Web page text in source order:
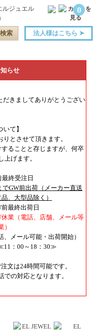
0
法人様はこちら ➤
らせ
だきましてありがとうござい
いて】
とさせて頂きます。
ることと存じますが、何卒
上げます。
終受注日
GW前出荷（メーカー直送
、大型品除く）
最終出荷日
業（電話、店舗、メール等
）
メール可能・出荷開始）
：00～18：30≫
文は24時間可能です。
の対応となります。